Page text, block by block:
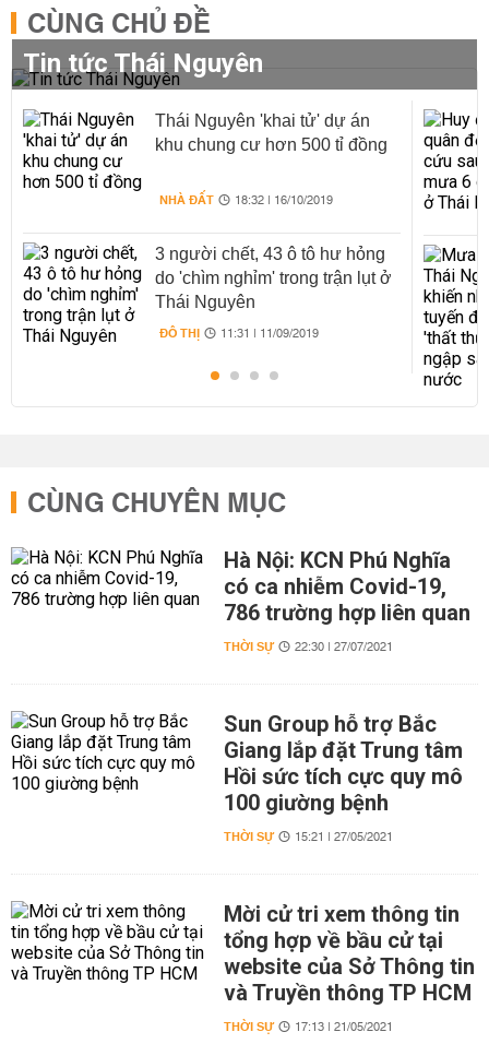
CÙNG CHỦ ĐỀ
Tin tức Thái Nguyên
Thái Nguyên 'khai tử' dự án
khu chung cư hơn 500 tỉ đồng
NHÀ ĐẤT 18:32 | 16/10/2019
3 người chết, 43 ô tô hư hỏng
do 'chìm nghỉm' trong trận lụt ở
Thái Nguyên
ĐÔ THỊ 11:31 | 11/09/2019
CÙNG CHUYÊN MỤC
Hà Nội: KCN Phú Nghĩa
có ca nhiễm Covid-19,
786 trường hợp liên quan
THỜI SỰ 22:30 | 27/07/2021
Sun Group hỗ trợ Bắc
Giang lắp đặt Trung tâm
Hồi sức tích cực quy mô
100 giường bệnh
THỜI SỰ 15:21 | 27/05/2021
Mời cử tri xem thông tin
tổng hợp về bầu cử tại
website của Sở Thông tin
và Truyền thông TP HCM
THỜI SỰ 17:13 | 21/05/2021